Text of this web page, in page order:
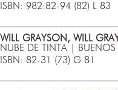
ISBN: 982:82-94 (82) L 83
WILL GRAYSON, WILL
NUBE DE TINTA | BUENOS
ISBN: 82-31 (73) G 81